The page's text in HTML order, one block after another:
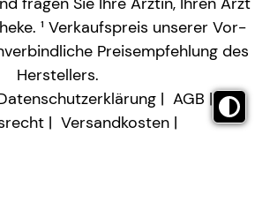
¹ Verkaufspreis unserer Vor-
Preisempfehlung des
Herstellers.
AGB
Versandkosten